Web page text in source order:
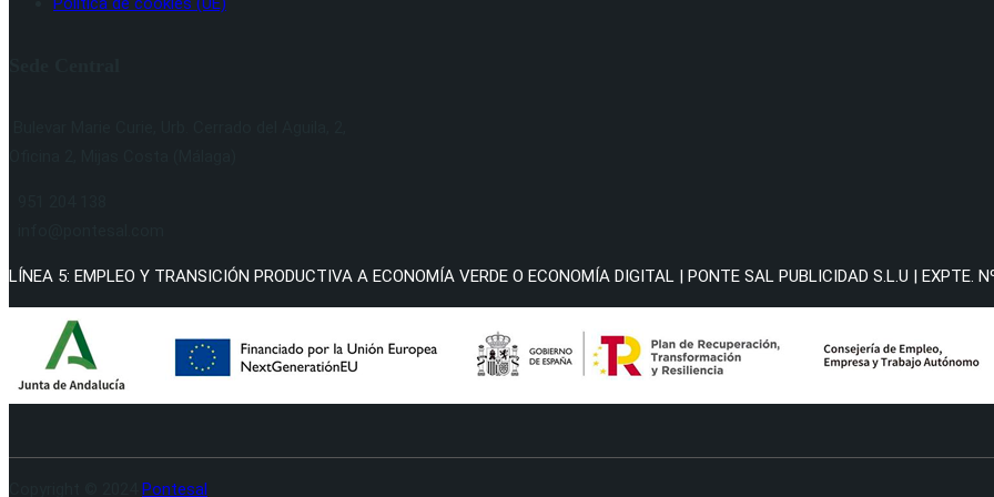
LÍNEA 5: EMPLEO Y TRANSICIÓN PRODUCTIVA A ECONOMÍA VERDE O ECONOMÍA DIGITAL | PONTE SAL PUBLICIDAD S.L.U | EXPTE.
Pontesal